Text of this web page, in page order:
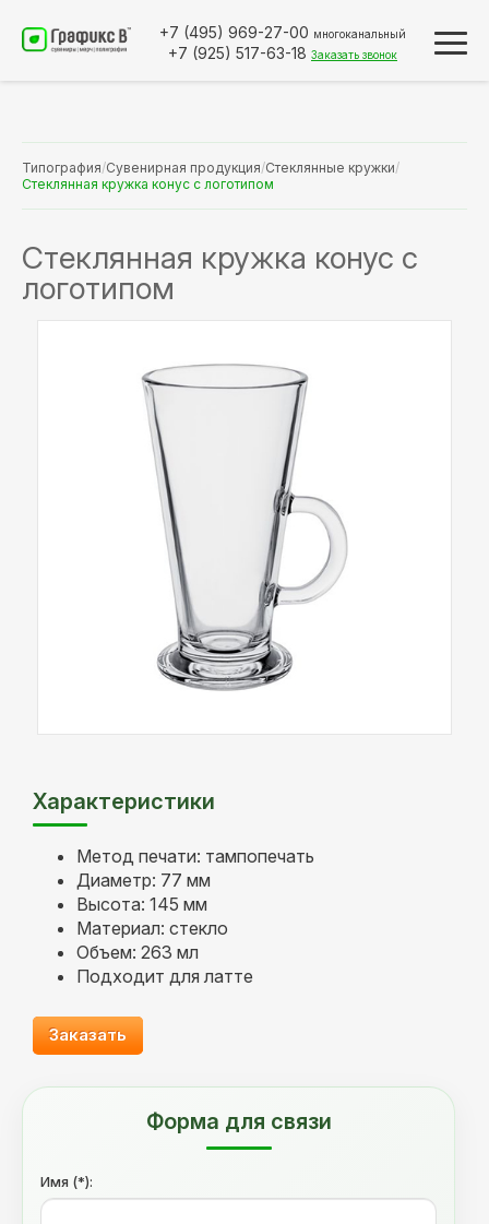
+7 (495) 969-27-00 многоканальный
+7 (925) 517-63-18 Заказать звонок
Типография/Сувенирная продукция/Стеклянные кружки/
Стеклянная кружка конус с логотипом
Стеклянная кружка конус с
логотипом
Характеристики
Метод печати: тампопечать
Диаметр: 77 мм
Высота: 145 мм
Материал: стекло
Объем: 263 мл
Подходит для латте
Заказать
Форма для связи
Имя (*):